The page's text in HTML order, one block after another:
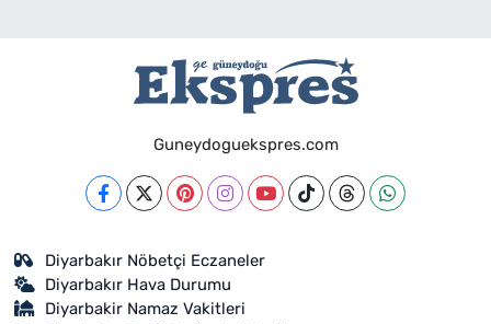
Guneydoguekspres.com
Diyarbakır Nöbetçi Eczaneler
Diyarbakır Hava Durumu
Diyarbakir Namaz Vakitleri